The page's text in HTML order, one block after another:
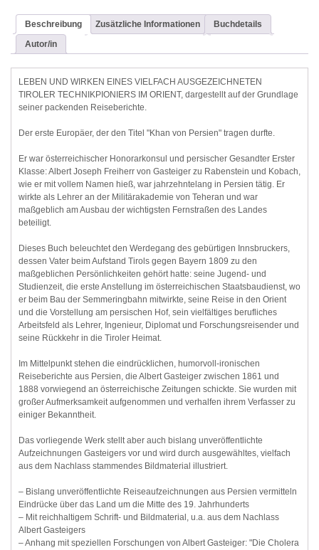
Beschreibung Zusätzliche Informationen
Buchdetails
Autor/in
LEBEN UND WIRKEN EINES VIELFACH AUSGEZEICHNETEN
TIROLER TECHNIKPIONIERS IM ORIENT, dargestellt auf der Grundlage
seiner packenden Reiseberichte.
Der erste Europäer, der den Titel "Khan von Persien" tragen durfte.
Er war österreichischer Honorarkonsul und persischer Gesandter Erster
Klasse: Albert Joseph Freiherr von Gasteiger zu Rabenstein und Kobach,
wie er mit vollem Namen hieß, war jahrzehntelang in Persien tätig. Er
wirkte als Lehrer an der Militärakademie von Teheran und war
maßgeblich am Ausbau der wichtigsten Fernstraßen des Landes
beteiligt.
Dieses Buch beleuchtet den Werdegang des gebürtigen Innsbruckers,
dessen Vater beim Aufstand Tirols gegen Bayern 1809 zu den
maßgeblichen Persönlichkeiten gehört hatte: seine Jugend- und
Studienzeit, die erste Anstellung im österreichischen Staatsbaudienst, wo
er beim Bau der Semmeringbahn mitwirkte, seine Reise in den Orient
und die Vorstellung am persischen Hof, sein vielfältiges berufliches
Arbeitsfeld als Lehrer, Ingenieur, Diplomat und Forschungsreisender und
seine Rückkehr in die Tiroler Heimat.
Im Mittelpunkt stehen die eindrücklichen, humorvoll-ironischen
Reiseberichte aus Persien, die Albert Gasteiger zwischen 1861 und
1888 vorwiegend an österreichische Zeitungen schickte. Sie wurden mit
großer Aufmerksamkeit aufgenommen und verhalfen ihrem Verfasser zu
einiger Bekanntheit.
Das vorliegende Werk stellt aber auch bislang unveröffentlichte
Aufzeichnungen Gasteigers vor und wird durch ausgewähltes, vielfach
aus dem Nachlass stammendes Bildmaterial illustriert.
– Bislang unveröffentlichte Reiseaufzeichnungen aus Persien vermitteln
Eindrücke über das Land um die Mitte des 19. Jahrhunderts
– Mit reichhaltigem Schrift- und Bildmaterial, u.a. aus dem Nachlass
Albert Gasteigers
– Anhang mit speziellen Forschungen von Albert Gasteiger: "Die Cholera